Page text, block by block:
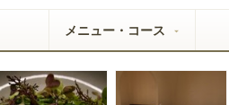
メニュー・コース